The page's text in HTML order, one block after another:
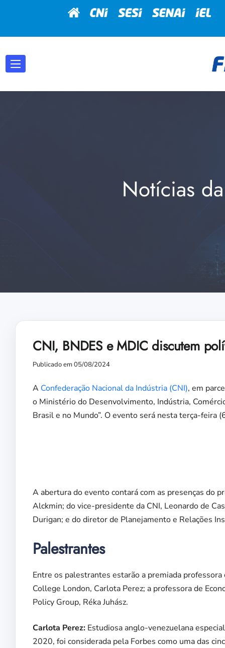
Notícias
CNI, BNDES e MDIC discutem
Publicado em 05/08/2024
A Confederação Nacional da Indústria (CNI), em
o Ministério do Desenvolvimento, Indústria,
Brasil e no Mundo”. O evento será nesta terça-feira
A abertura do evento contará com as presenças do
Alckmin; do vice-presidente da CNI, Leonardo de
Durigan; e do diretor de Planejamento e Relações
Palestrantes
Entre os palestrantes estarão a premiada
College London, Carlota Perez; a professora de
Policy Group, Réka Juhász.
Carlota Perez: Estudiosa anglo-venezuelana
2020, foi considerada pela Forbes como uma das